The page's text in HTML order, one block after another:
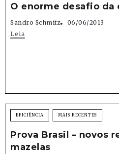
O enorme desafio da
Sandro Schmitz
06/06/2013
Leia
EFICIÊNCIA MAIS RECENTES
Prova Brasil – novos
mazelas